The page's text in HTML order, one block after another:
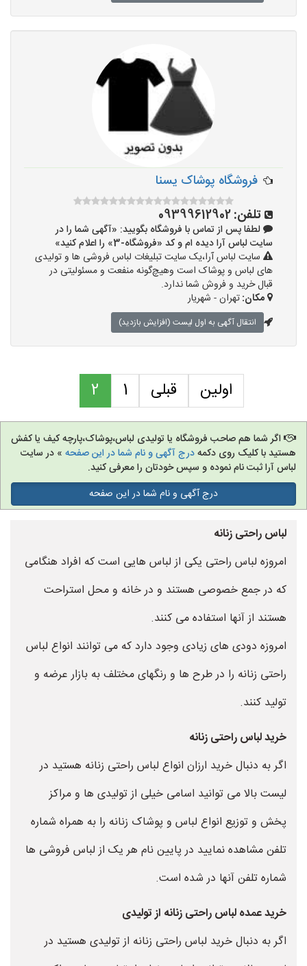
فروشگاه پوشاک یسنا
تلفن:09399612902
لطفا پس از تماس با فروشگاه بگویید: «آگهی شما را در
سایت لباس آرا دیده ام و کد «فروشگاه-3» را اعلام کنید»
سایت لباس آرا،یک سایت تبلیغات لباس فروشی ها و تولیدی
های لباس و پوشاک است وهیچ‌گونه منفعت و مسئولیتی در
قبال خرید و فروش شما ندارد.
مکان:تهران - شهریار
انتقال آگهی به اول لیست (افزایش بازدید)
اولین قبلی 1
2
اگر شما هم صاحب فروشگاه یا تولیدی لباس،پوشاک،پارچه کیف یا کفش
هستید با کلیک روی دکمهدرج آگهی و نام شما در این صفحه » در سایت
لباس آرا ثبت نام نموده و سپس خودتان را معرفی کنید.
درج آگهی و نام شما در این صفحه
لباس راحتی زنانه
امروزه لباس راحتی یکی از لباس هایی است که افراد هنگامی
که در جمع خصوصی هستند و در خانه و محل استراحت
هستند از آنها استفاده می کنند.
امروزه دودی های زیادی وجود دارد که می توانند انواع لباس
راحتی زنانه را در طرح ها و رنگهای مختلف به بازار عرضه و
تولید کنند.
خرید لباس راحتی زنانه
اگر به دنبال خرید ارزان انواع لباس راحتی زنانه هستید در
لیست بالا می توانید اسامی خیلی از تولیدی ها و مراکز
پخش و توزیع انواع لباس و پوشاک زنانه را به همراه شماره
تلفن مشاهده نمایید در پایین نام هر یک از لباس فروشی ها
شماره تلفن آنها در شده است.
خرید عمده لباس راحتی زنانه از تولیدی
اگر به دنبال خرید لباس راحتی زنانه از تولیدی هستید در